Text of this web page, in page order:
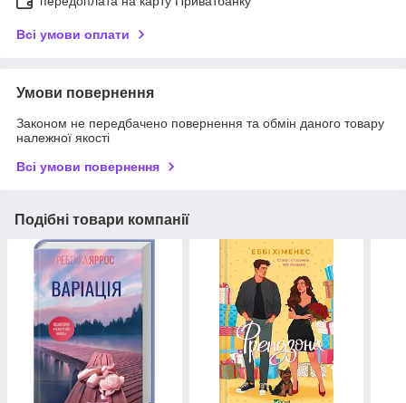
Всі умови оплати
Умови повернення
Законом не передбачено повернення та обмін даного товару
належної якості
Всі умови повернення
Подібні товари компанії